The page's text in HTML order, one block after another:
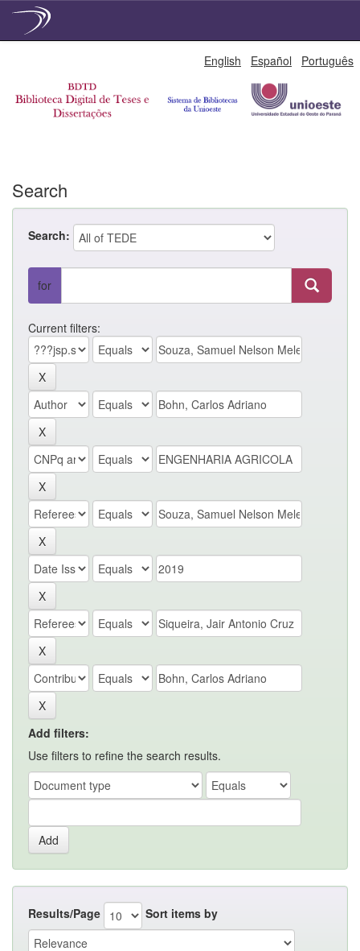
English Español Português
Search
Search:
for
Current filters:
Add filters:
Use filters to refine the search results.
Results/Page Sort items by